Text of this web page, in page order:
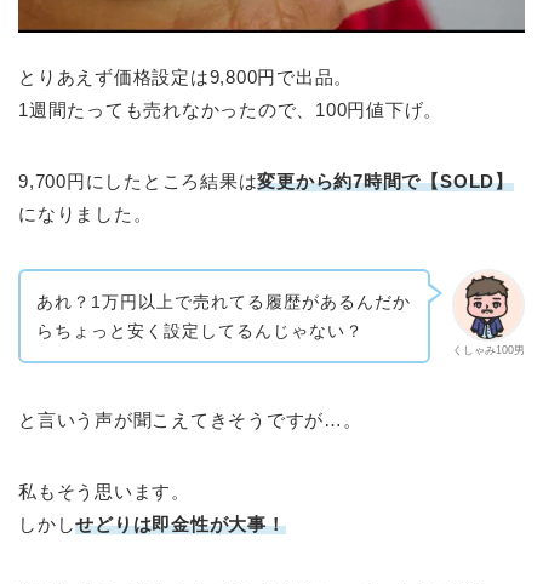
とりあえず価格設定は9,800円で出品。
1週間たっても売れなかったので、100円値下げ。
9,700円にしたところ結果は変更から約7時間で【SOLD】
になりました。
くしゃみ100男
あれ？1万円以上で売れてる履歴があるんだか
らちょっと安く設定してるんじゃない？
と言いう声が聞こえてきそうですが…。
私もそう思います。
しかしせどりは即金性が大事！